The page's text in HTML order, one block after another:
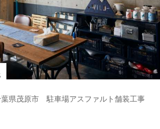
葉県茂原市 駐車場アスファルト舗装工事